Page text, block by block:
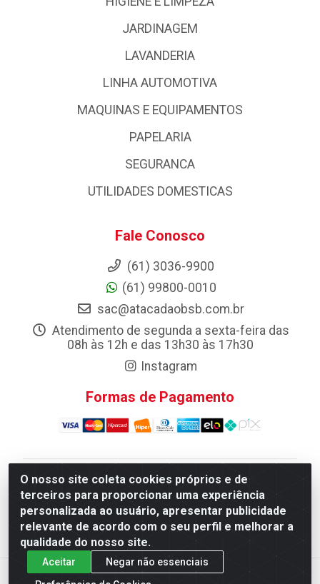
O nosso site coleta cookies próprios e de
terceiros para proporcionar uma experiência
personalizada ao usuário, apresentar publicidade
relevante de acordo com o seu perfil e melhorar a
qualidade do nosso site.
Aceitar
Negar não essenciais
JARDINAGEM
LAVANDERIA
LINHA AUTOMOTIVA
MAQUINAS E EQUIPAMENTOS
PAPELARIA
SEGURANCA
UTILIDADES DOMESTICAS
Fale Conosco
(61) 3036-9900
(61) 99800-0010
sac@atacadaobsb.com.br
Atendimento de segunda a sexta-feira das
08h às 12h e das 13h30 às 17h30
Instagram
Formas de Pagamento
Atacadao da Limpeza F. Pereira Queiroz Comercio e
Distribuicao LTDA - Quadra Qi 10 Lotes 39 e, 41 - Setor
Industrial (Taguatinga), Brasília/DF - CEP 72.135-100 -
CNPJ 13.184.675/0001-80